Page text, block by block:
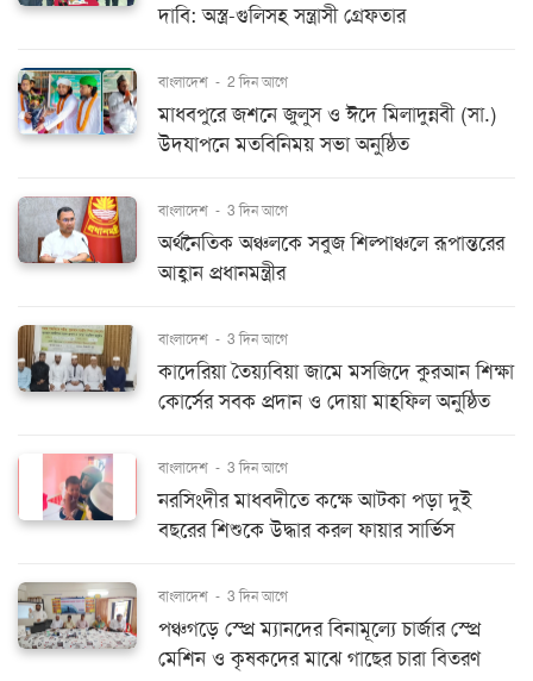
দাবি: অস্ত্র-গুলিসহ সন্ত্রাসী গ্রেফতার
বাংলাদেশ - 2 দিন আগে
মাধবপুরে জশনে জুলুস ও ঈদে মিলাদুন্নবী (সা.)
উদযাপনে মতবিনিময় সভা অনুষ্ঠিত
বাংলাদেশ - 3 দিন আগে
অর্থনৈতিক অঞ্চলকে সবুজ শিল্পাঞ্চলে রূপান্তরের
আহ্বান প্রধানমন্ত্রীর
বাংলাদেশ - 3 দিন আগে
কাদেরিয়া তৈয়্যবিয়া জামে মসজিদে কুরআন শিক্ষা
কোর্সের সবক প্রদান ও দোয়া মাহফিল অনুষ্ঠিত
বাংলাদেশ - 3 দিন আগে
নরসিংদীর মাধবদীতে কক্ষে আটকা পড়া দুই
বছরের শিশুকে উদ্ধার করল ফায়ার সার্ভিস
বাংলাদেশ - 3 দিন আগে
পঞ্চগড়ে স্প্রে ম্যানদের বিনামূল্যে চার্জার স্প্রে
মেশিন ও কৃষকদের মাঝে গাছের চারা বিতরণ